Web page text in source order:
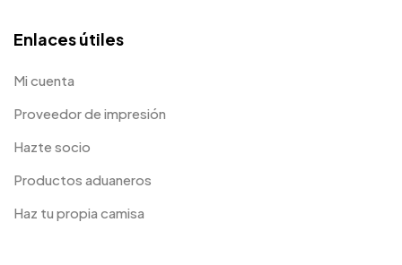
Enlaces útiles
Mi cuenta
Proveedor de impresión
Hazte socio
Productos aduaneros
Haz tu propia camisa